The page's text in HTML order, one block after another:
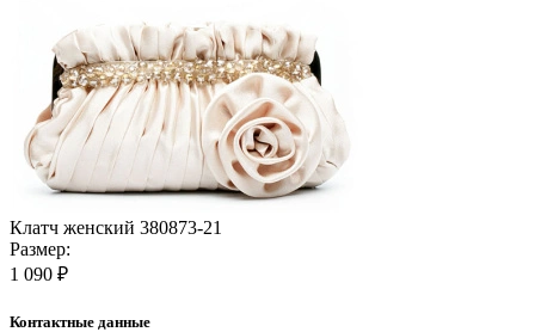
Клатч женский 380873-21
Размер:
1 090 ₽
Контактные данные